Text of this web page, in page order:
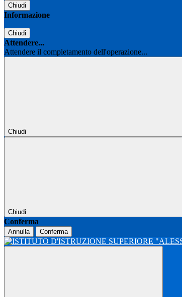
Chiudi
Informazione
Chiudi
Attendere...
Attendere il completamento dell'operazione...
Chiudi
Chiudi
Conferma
Annulla Conferma